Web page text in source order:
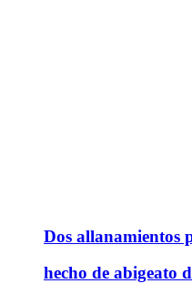
Dos allanamientos
hecho de abigeato